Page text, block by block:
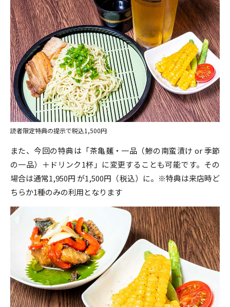
読者限定特典の提示で税込1,500円
また、今回の特典は「茶亀麺・一品（鯵の南蛮漬け or 季節
の一品）＋ドリンク1杯」に変更することも可能です。その
場合は通常1,950円 が1,500円（税込）に。※特典は来店時ど
ちらか1種のみの利用となります